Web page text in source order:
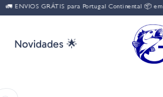
🚛 ENVIOS GRÁTIS para Portugal Continental 📦 em
Novidades 🌟